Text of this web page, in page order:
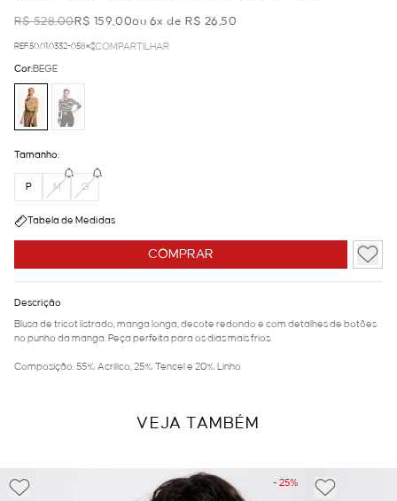
R$ 528,00R$ 159,00ou 6x de R$ 26,50
REF.50.01.0332-058 COMPARTILHAR
COMPRAR
Cor:BEGE
Tamanho:
P M G
Tabela de Medidas
Descrição
Blusa de tricot listrado, manga longa, decote redondo e com detalhes de botões
no punho da manga. Peça perfeita para os dias mais frios.
Composição: 55% Acrilíco, 25% Tencel e 20% Linho
VEJA TAMBÉM
- 25%